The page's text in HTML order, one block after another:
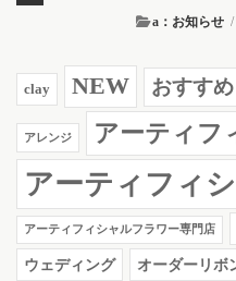
a：お知らせ /
clay NEW おすすめ
アレンジ アーティフ
アーティフィ
アーティフィシャルフラワー専門店
ウェディング オーダーリボ